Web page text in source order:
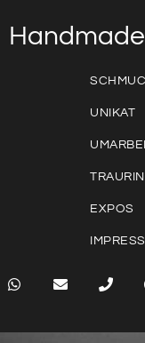
Handmade
UNIKAT
EXPOS